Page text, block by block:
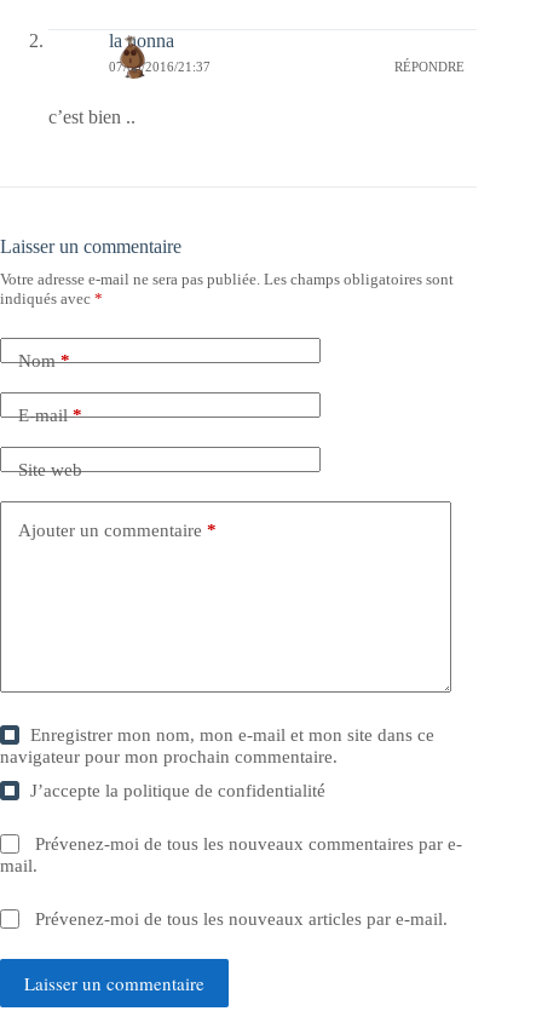
la nonna
07/09/2016/21:37 RÉPONDRE
c’est bien ..
Laisser un commentaire
Votre adresse e-mail ne sera pas publiée. Les champs obligatoires sont
indiqués avec *
Nom*
E-mail*
Site web
Ajouter un commentaire *
Enregistrer mon nom, mon e-mail et mon site dans ce
navigateur pour mon prochain commentaire.
J’accepte lapolitique de confidentialité
Prévenez-moi de tous les nouveaux commentaires par e-
mail.
Prévenez-moi de tous les nouveaux articles par e-mail.
Laisser un commentaire